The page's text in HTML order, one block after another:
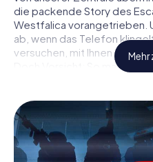
die packende Story des
Westfalica vorangetrieben.
ab, wenn das Telefon
versuchen, mit Ihnen
Doch Vorsicht: So mancher
ziehen Sie die richtigen
Sie niemandem!
Anders als in einem
Mehr